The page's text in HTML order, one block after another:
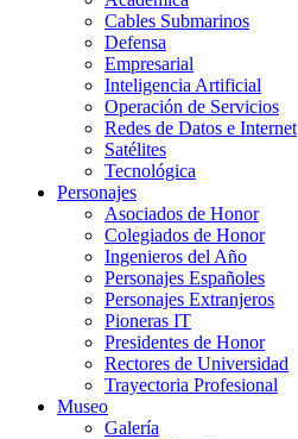
Cables Submarinos
Defensa
Empresarial
Inteligencia Artificial
Operación de Servicios
Redes de Datos e Internet
Satélites
Tecnológica
Personajes
Asociados de Honor
Colegiados de Honor
Ingenieros del Año
Personajes Españoles
Personajes Extranjeros
Pioneras IT
Presidentes de Honor
Rectores de Universidad
Trayectoria Profesional
Museo
Galería